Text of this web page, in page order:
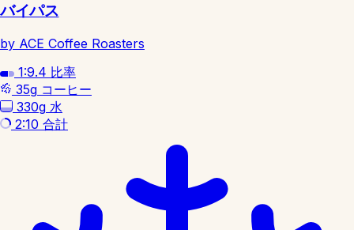
バイパス
by ACE Coffee Roasters
1:9.4 比率
35g コーヒー
330g 水
2:10 合計